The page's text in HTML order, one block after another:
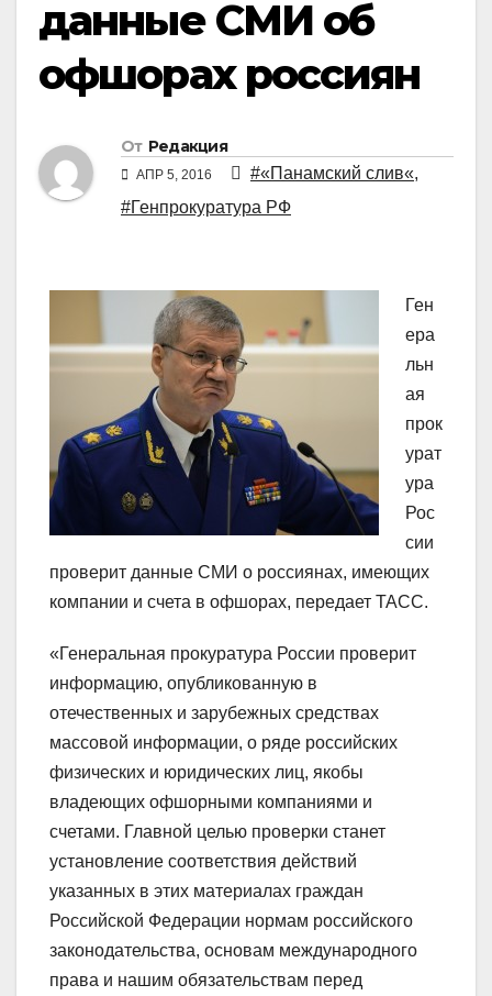
данные СМИ об
офшорах россиян
От Редакция
АПР 5, 2016 #«Панамский слив«,
#Генпрокуратура РФ
Ген
ера
льн
ая
прок
урат
ура
Рос
сии
проверит данные СМИ о россиянах, имеющих
компании и счета в офшорах, передает ТАСС.
«Генеральная прокуратура России проверит
информацию, опубликованную в
отечественных и зарубежных средствах
массовой информации, о ряде российских
физических и юридических лиц, якобы
владеющих офшорными компаниями и
счетами. Главной целью проверки станет
установление соответствия действий
указанных в этих материалах граждан
Российской Федерации нормам российского
законодательства, основам международного
права и нашим обязательствам перед